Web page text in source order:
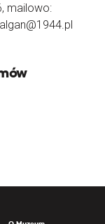
mailowo: